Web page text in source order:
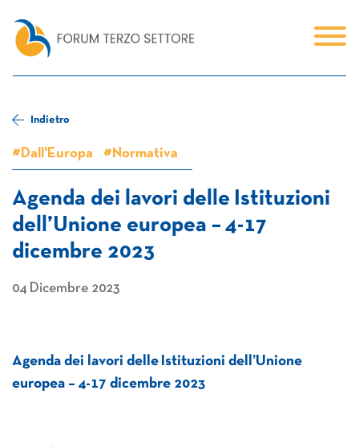
Indietro
#Dall'Europa #Normativa
Agenda dei lavori delle Istituzioni
dell’Unione europea – 4-17
dicembre 2023
04 Dicembre 2023
Agenda dei lavori delle Istituzioni dell’Unione
europea – 4-17 dicembre 2023